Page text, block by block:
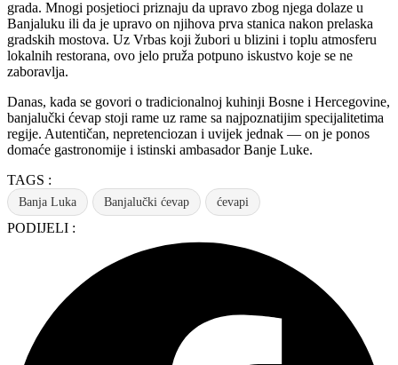
grada. Mnogi posjetioci priznaju da upravo zbog njega dolaze u
Banjaluku ili da je upravo on njihova prva stanica nakon prelaska
gradskih mostova. Uz Vrbas koji žubori u blizini i toplu atmosferu
lokalnih restorana, ovo jelo pruža potpuno iskustvo koje se ne
zaboravlja.
Danas, kada se govori o tradicionalnoj kuhinji Bosne i Hercegovine,
banjalučki ćevap stoji rame uz rame sa najpoznatijim specijalitetima
regije. Autentičan, nepretenciozan i uvijek jednak — on je ponos
domaće gastronomije i istinski ambasador Banje Luke.
TAGS :
Banja Luka Banjalučki ćevap ćevapi
PODIJELI :